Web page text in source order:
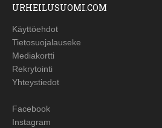
URHEILUSUOMI.COM
Käyttöehdot
Tietosuojalauseke
Mediakortti
Rekrytointi
Yhteystiedot
Facebook
Instagram